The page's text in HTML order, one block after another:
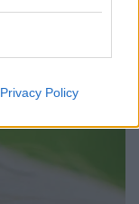
Privacy Policy